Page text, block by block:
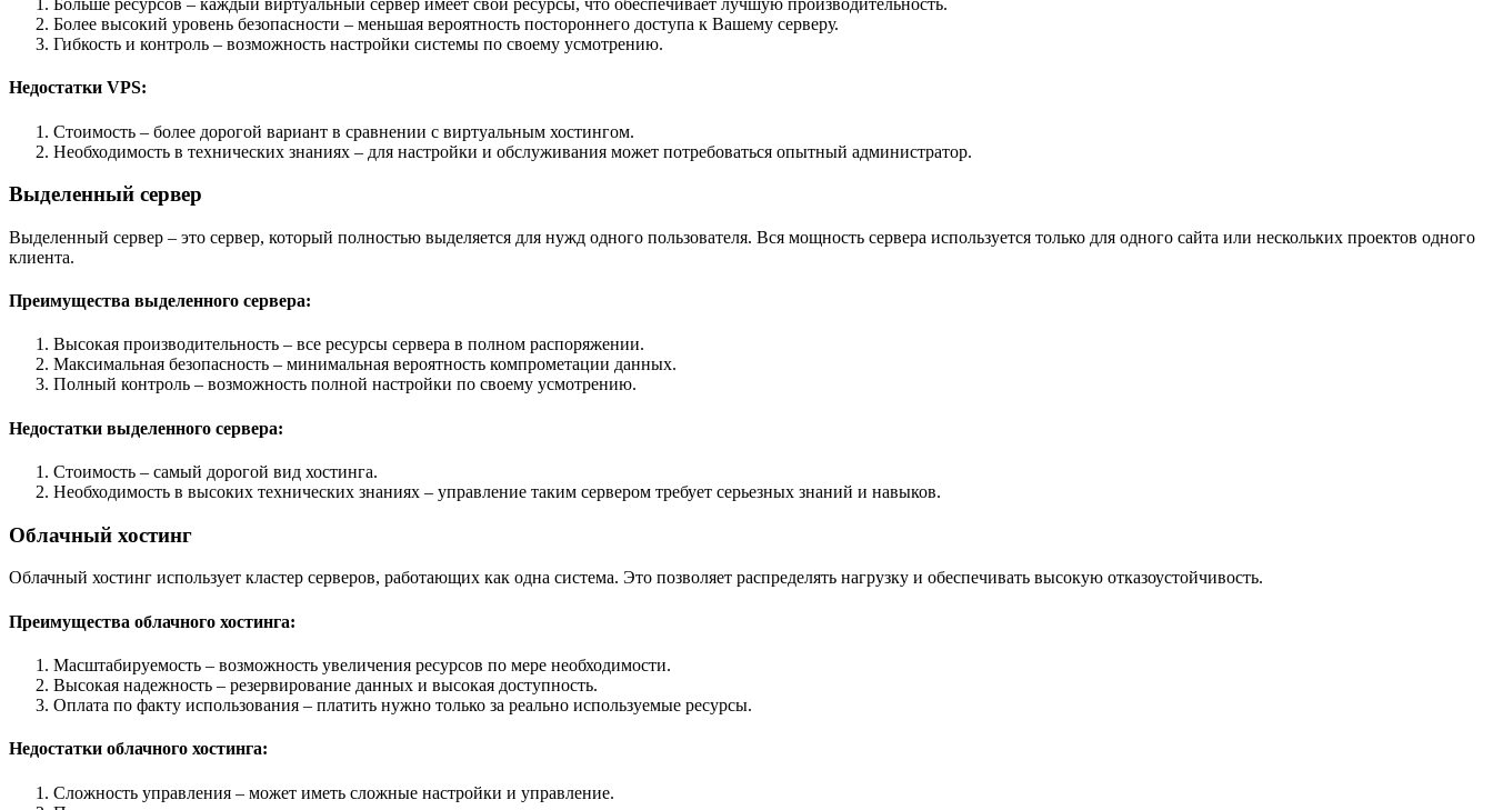
Больше ресурсов – каждый виртуальный сервер имеет свои ресурсы, что обеспечивает лучшую производительность.
Более высокий уровень безопасности – меньшая вероятность постороннего доступа к Вашему серверу.
Гибкость и контроль – возможность настройки системы по своему усмотрению.
Недостатки VPS:
Стоимость – более дорогой вариант в сравнении с виртуальным хостингом.
Необходимость в технических знаниях – для настройки и обслуживания может потребоваться опытный администратор.
Выделенный сервер
Выделенный сервер – это сервер, который полностью выделяется для нужд одного пользователя. Вся мощность сервера используется только для одного сайта или нескольких проектов одного
клиента.
Преимущества выделенного сервера:
Высокая производительность – все ресурсы сервера в полном распоряжении.
Максимальная безопасность – минимальная вероятность компрометации данных.
Полный контроль – возможность полной настройки по своему усмотрению.
Недостатки выделенного сервера:
Стоимость – самый дорогой вид хостинга.
Необходимость в высоких технических знаниях – управление таким сервером требует серьезных знаний и навыков.
Облачный хостинг
Облачный хостинг использует кластер серверов, работающих как одна система. Это позволяет распределять нагрузку и обеспечивать высокую отказоустойчивость.
Преимущества облачного хостинга:
Масштабируемость – возможность увеличения ресурсов по мере необходимости.
Высокая надежность – резервирование данных и высокая доступность.
Оплата по факту использования – платить нужно только за реально используемые ресурсы.
Недостатки облачного хостинга:
Сложность управления – может иметь сложные настройки и управление.